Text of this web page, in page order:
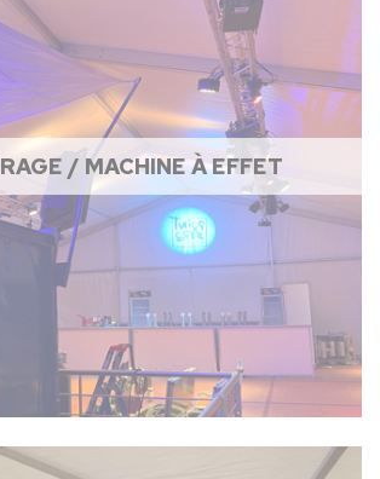
/ MACHINE À EFFET